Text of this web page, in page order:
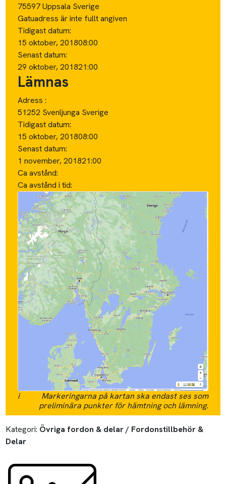
75597 Uppsala Sverige
Gatuadress är inte fullt angiven
Tidigast datum:
15 oktober, 201808:00
Senast datum:
29 oktober, 201821:00
Lämnas
Adress :
51252 Svenljunga Sverige
Tidigast datum:
15 oktober, 201808:00
Senast datum:
1 november, 201821:00
Ca avstånd:
Ca avstånd i tid:
i
Markeringarna på kartan ska endast ses som
preliminära punkter för hämtning och lämning.
Kategori: Övriga fordon & delar / Fordonstillbehör &
Delar